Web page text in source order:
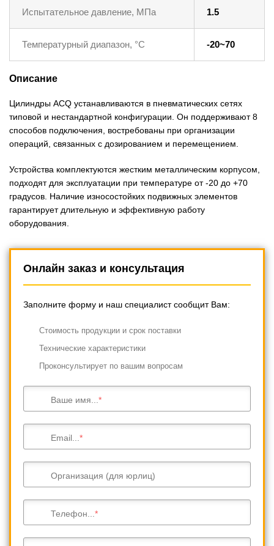
Испытательное давление, МПа 1.5
Температурный диапазон, °C -20~70
Описание
Цилиндры ACQ устанавливаются в пневматических сетях
типовой и нестандартной конфигурации. Он поддерживают 8
способов подключения, востребованы при организации
операций, связанных с дозированием и перемещением.
Устройства комплектуются жестким металлическим корпусом,
подходят для эксплуатации при температуре от -20 до +70
градусов. Наличие износостойких подвижных элементов
гарантирует длительную и эффективную работу
оборудования.
Онлайн заказ и консультация
Заполните форму и наш специалист сообщит Вам:
Cтоимость продукции и срок поставки
Технические характеристики
Проконсультирует по вашим вопросам
Ваше имя...
Email...
Организация (для юрлиц)
Телефон...